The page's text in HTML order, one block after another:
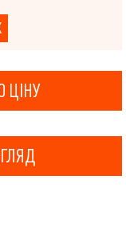
ЦІНУ